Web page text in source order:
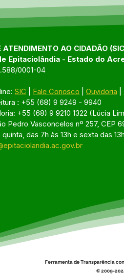
ATENDIMENTO AO CIDADÃO
Epitaciolândia - Estado do
0001-04
SIC Fale Conosco Ouvidoria
: +55 (68) 9 9249 - 9940
+55 (68) 9 9210 1322 (Lúcia
Pedro Vasconcelos nº 257, CEP
das 7h às 13h e sexta das
Ferramenta de Transparência
© 2009-